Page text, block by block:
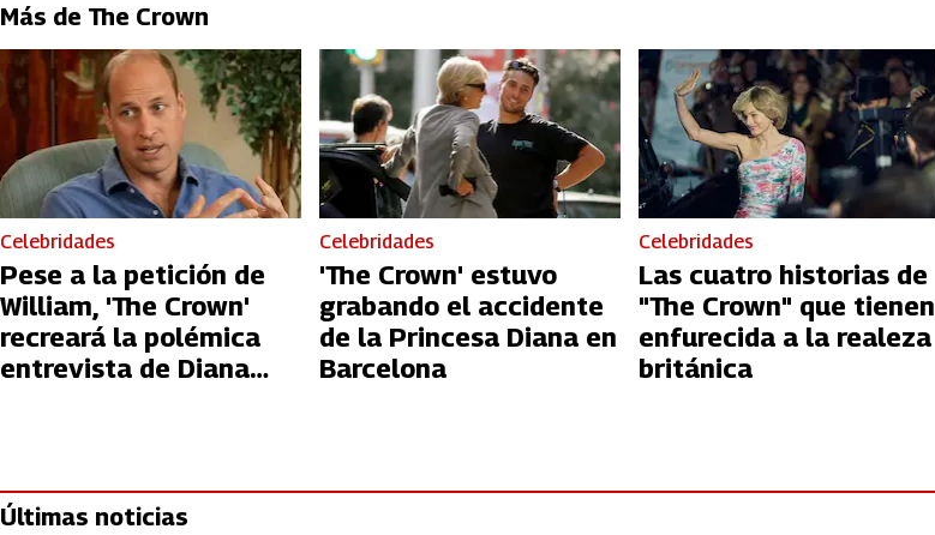
Más de The Crown
Celebridades
Pese a la petición de
William, 'The Crown'
recreará la polémica
entrevista de Diana
Celebridades
'The Crown' estuvo
grabando el accidente
de la Princesa Diana en
Barcelona
Celebridades
Las cuatro historias de
"The Crown" que tienen
enfurecida a la realeza
británica
Últimas noticias